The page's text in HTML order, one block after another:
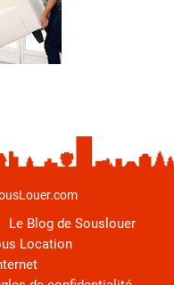
Le Blog de Souslouer
Location